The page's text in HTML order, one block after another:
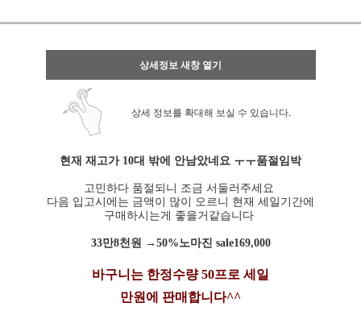
상세정보 새창 열기
상세 정보를 확대해 보실 수 있습니다.
현재 재고가 10대 밖에 안남았네요 ㅜㅜ품절임박
고민하다 품절되니 조금 서둘러주세요
다음 입고시에는 금액이 많이 오르니 현재 세일기간에
구매하시는게 좋을거같습니다
33만8천원 →50%노마진 sale169,000
바구니는 한정수량 50프로 세일
만원에 판매합니다^^